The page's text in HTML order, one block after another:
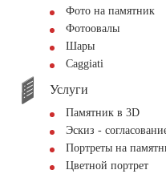
Фото на памятник
Фотоовалы
Шары
Сaggiati
Услуги
Памятник в 3D
Эскиз -
Портреты на
Цветной портрет